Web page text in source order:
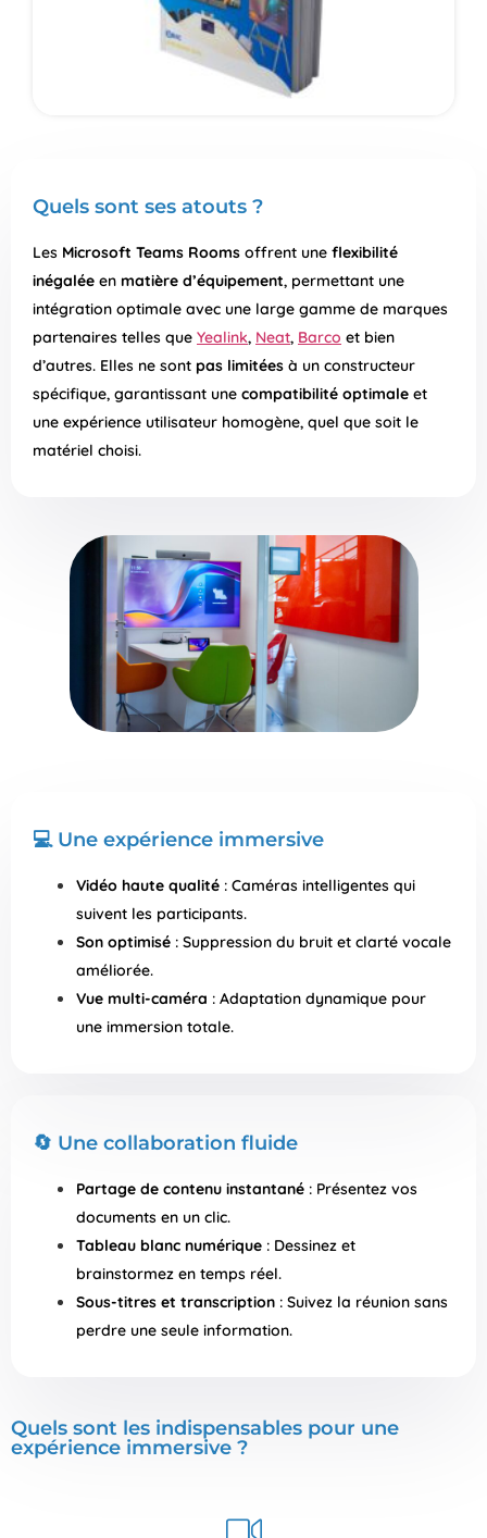
Quels sont ses atouts ?
Les Microsoft Teams Rooms offrent une flexibilité
inégalée en matière d’équipement, permettant une
intégration optimale avec une large gamme de marques
partenaires telles que Yealink, Neat, Barco et bien
d’autres. Elles ne sont pas limitées à un constructeur
spécifique, garantissant une compatibilité optimale et
une expérience utilisateur homogène, quel que soit le
matériel choisi.
💻​ Une expérience immersive
Vidéo haute qualité : Caméras intelligentes qui
suivent les participants.
Son optimisé : Suppression du bruit et clarté vocale
améliorée.
Vue multi-caméra : Adaptation dynamique pour
une immersion totale.
🔄 Une collaboration fluide
Partage de contenu instantané : Présentez vos
documents en un clic.
Tableau blanc numérique : Dessinez et
brainstormez en temps réel.
Sous-titres et transcription : Suivez la réunion sans
perdre une seule information.
Quels sont les indispensables pour une
expérience immersive ?